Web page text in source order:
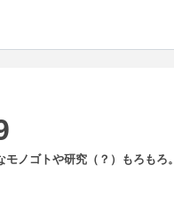
ノゴトや研究（？）もろもろ。